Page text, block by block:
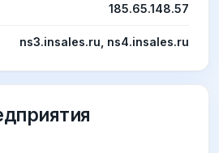
185.65.148.57
ns3.insales.ru, ns4.insales.ru